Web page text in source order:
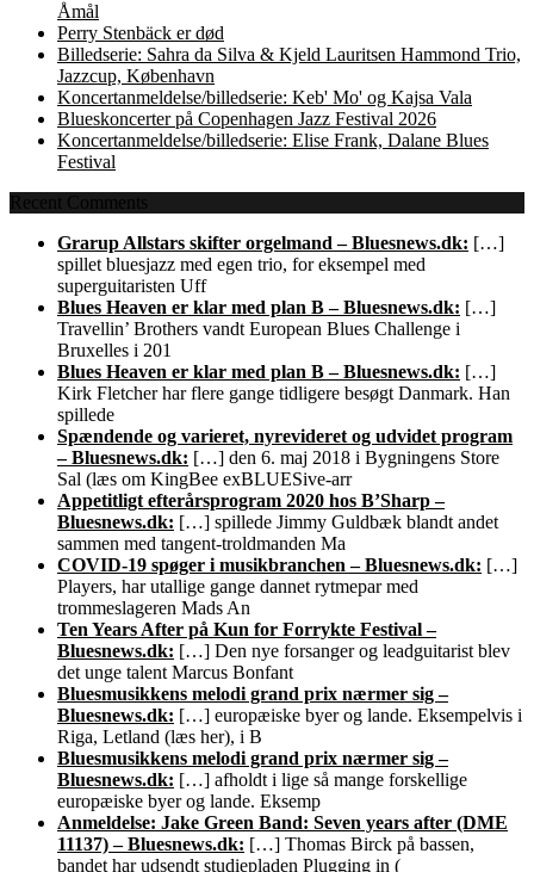
Åmål
Perry Stenbäck er død
Billedserie: Sahra da Silva & Kjeld Lauritsen Hammond Trio,
Jazzcup, København
Koncertanmeldelse/billedserie: Keb' Mo' og Kajsa Vala
Blueskoncerter på Copenhagen Jazz Festival 2026
Koncertanmeldelse/billedserie: Elise Frank, Dalane Blues
Festival
Recent Comments
Grarup Allstars skifter orgelmand – Bluesnews.dk: […]
spillet bluesjazz med egen trio, for eksempel med
superguitaristen Uff
Blues Heaven er klar med plan B – Bluesnews.dk: […]
Travellin’ Brothers vandt European Blues Challenge i
Bruxelles i 201
Blues Heaven er klar med plan B – Bluesnews.dk: […]
Kirk Fletcher har flere gange tidligere besøgt Danmark. Han
spillede
Spændende og varieret, nyrevideret og udvidet program
– Bluesnews.dk: […] den 6. maj 2018 i Bygningens Store
Sal (læs om KingBee exBLUESive-arr
Appetitligt efterårsprogram 2020 hos B’Sharp –
Bluesnews.dk: […] spillede Jimmy Guldbæk blandt andet
sammen med tangent-troldmanden Ma
COVID-19 spøger i musikbranchen – Bluesnews.dk: […]
Players, har utallige gange dannet rytmepar med
trommeslageren Mads An
Ten Years After på Kun for Forrykte Festival –
Bluesnews.dk: […] Den nye forsanger og leadguitarist blev
det unge talent Marcus Bonfant
Bluesmusikkens melodi grand prix nærmer sig –
Bluesnews.dk: […] europæiske byer og lande. Eksempelvis i
Riga, Letland (læs her), i B
Bluesmusikkens melodi grand prix nærmer sig –
Bluesnews.dk: […] afholdt i lige så mange forskellige
europæiske byer og lande. Eksemp
Anmeldelse: Jake Green Band: Seven years after (DME
11137) – Bluesnews.dk: […] Thomas Birck på bassen,
bandet har udsendt studiepladen Plugging in (